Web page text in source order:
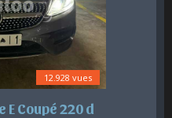
12.928 vues
E Coupé 220 d